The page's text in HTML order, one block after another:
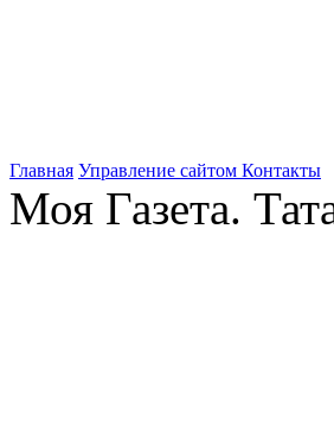
Главная Управление сайтом Контакты
Моя Газета.